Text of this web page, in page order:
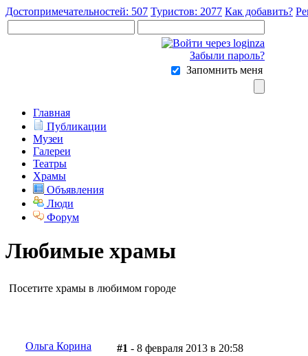
Достопримечательностей: 507 Туристов: 2077 Как добавить?
Забыли пароль?
Запомнить меня
Главная
Публикации
Музеи
Галереи
Театры
Храмы
Объявления
Люди
Форум
Любимые храмы
Посетите храмы в любимом городе
Ольга Корина #1 - 8 февраля 2013 в 20:58